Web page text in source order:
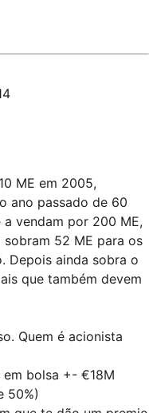
ME em 2005,
ano passado de 60
a vendam por 200 ME,
52 ME para os
Depois ainda sobra o
que também devem
Quem é acionista
bolsa +- €18M
50%)